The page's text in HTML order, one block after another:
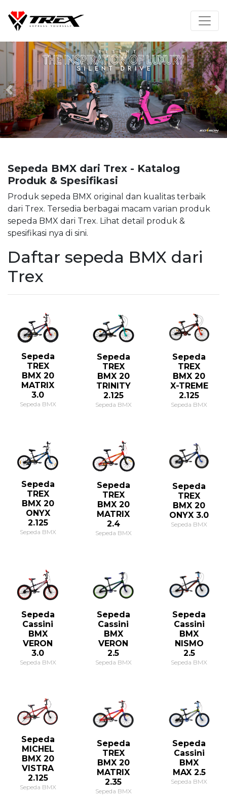
Previous
Sepeda BMX dari Trex - Katalog
Produk & Spesifikasi
Produk sepeda BMX original dan kualitas terbaik
dari Trex. Tersedia berbagai macam varian produk
sepeda BMX dari Trex. Lihat detail produk &
spesifikasi nya di sini.
Daftar sepeda BMX dari
Trex
Sepeda
TREX
BMX 20
MATRIX
3.0
Sepeda BMX
Sepeda
TREX
BMX 20
TRINITY
2.125
Sepeda BMX
Sepeda
TREX
BMX 20
X-TREME
2.125
Sepeda BMX
Sepeda
TREX
BMX 20
ONYX
2.125
Sepeda BMX
Sepeda
TREX
BMX 20
MATRIX
2.4
Sepeda BMX
Sepeda
TREX
BMX 20
ONYX 3.0
Sepeda BMX
Sepeda
Cassini
BMX
VERON
3.0
Sepeda BMX
Sepeda
Cassini
BMX
VERON
2.5
Sepeda BMX
Sepeda
Cassini
BMX
NISMO
2.5
Sepeda BMX
Sepeda
MICHEL
BMX 20
VISTRA
2.125
Sepeda BMX
Sepeda
TREX
BMX 20
MATRIX
2.35
Sepeda BMX
Sepeda
Cassini
BMX
MAX 2.5
Sepeda BMX